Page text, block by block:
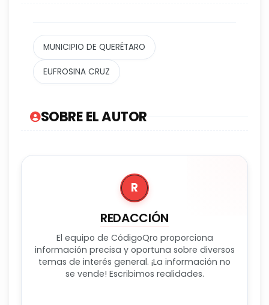
MUNICIPIO DE QUERÉTARO
EUFROSINA CRUZ
SOBRE EL AUTOR
R
REDACCIÓN
El equipo de CódigoQro proporciona
información precisa y oportuna sobre diversos
temas de interés general. ¡La información no
se vende! Escribimos realidades.